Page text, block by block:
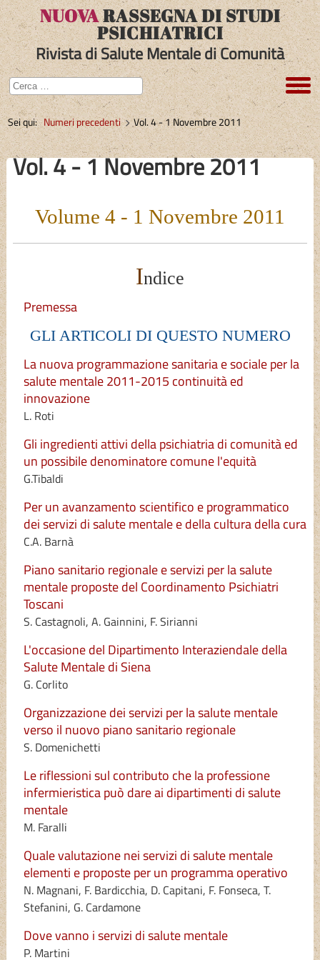
NUOVARASSEGNA DI STUDI
PSICHIATRICI
Rivista di Salute Mentale di Comunità
Sei qui:Numeri precedenti Vol. 4 - 1 Novembre 2011
Vol. 4 - 1 Novembre 2011
Volume 4 - 1 Novembre 2011
Indice
Premessa
GLI ARTICOLI DI QUESTO NUMERO
La nuova programmazione sanitaria e sociale per la
salute mentale 2011-2015 continuità ed
innovazione
L. Roti
Gli ingredienti attivi della psichiatria di comunità ed
un possibile denominatore comune l'equità
G.Tibaldi
Per un avanzamento scientifico e programmatico
dei servizi di salute mentale e della cultura della cura
C.A. Barnà
Piano sanitario regionale e servizi per la salute
mentale proposte del Coordinamento Psichiatri
Toscani
S. Castagnoli, A. Gainnini, F. Sirianni
L'occasione del Dipartimento Interaziendale della
Salute Mentale di Siena
G. Corlito
Organizzazione dei servizi per la salute mentale
verso il nuovo piano sanitario regionale
S. Domenichetti
Le riflessioni sul contributo che la professione
infermieristica può dare ai dipartimenti di salute
mentale
M. Faralli
Quale valutazione nei servizi di salute mentale
elementi e proposte per un programma operativo
N. Magnani, F. Bardicchia, D. Capitani, F. Fonseca, T.
Stefanini, G. Cardamone
Dove vanno i servizi di salute mentale
P. Martini